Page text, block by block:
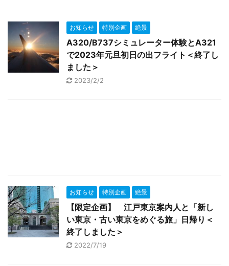
お知らせ 特別企画 絶景
A320/B737シミュレーター体験とA321
で2023年元旦初日の出フライト＜終了し
ました＞
2023/2/2
お知らせ 特別企画 絶景
【限定企画】 江戸東京案内人と「新し
い東京・古い東京をめぐる旅」日帰り＜
終了しました＞
2022/7/19